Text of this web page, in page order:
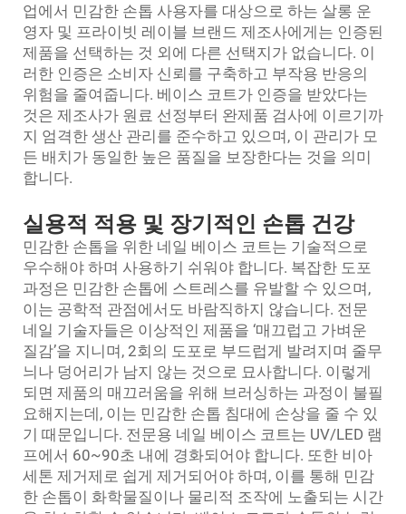
업에서 민감한 손톱 사용자를 대상으로 하는 살롱 운
영자 및 프라이빗 레이블 브랜드 제조사에게는 인증된
제품을 선택하는 것 외에 다른 선택지가 없습니다. 이
러한 인증은 소비자 신뢰를 구축하고 부작용 반응의
위험을 줄여줍니다. 베이스 코트가 인증을 받았다는
것은 제조사가 원료 선정부터 완제품 검사에 이르기까
지 엄격한 생산 관리를 준수하고 있으며, 이 관리가 모
든 배치가 동일한 높은 품질을 보장한다는 것을 의미
합니다.
실용적 적용 및 장기적인 손톱 건강
민감한 손톱을 위한 네일 베이스 코트는 기술적으로
우수해야 하며 사용하기 쉬워야 합니다. 복잡한 도포
과정은 민감한 손톱에 스트레스를 유발할 수 있으며,
이는 공학적 관점에서도 바람직하지 않습니다. 전문
네일 기술자들은 이상적인 제품을 ‘매끄럽고 가벼운
질감’을 지니며, 2회의 도포로 부드럽게 발려지며 줄무
늬나 덩어리가 남지 않는 것으로 묘사합니다. 이렇게
되면 제품의 매끄러움을 위해 브러싱하는 과정이 불필
요해지는데, 이는 민감한 손톱 침대에 손상을 줄 수 있
기 때문입니다. 전문용 네일 베이스 코트는 UV/LED 램
프에서 60~90초 내에 경화되어야 합니다. 또한 비아
세톤 제거제로 쉽게 제거되어야 하며, 이를 통해 민감
한 손톱이 화학물질이나 물리적 조작에 노출되는 시간